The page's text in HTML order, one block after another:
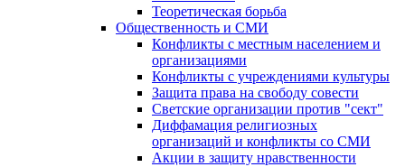
Теоретическая борьба
Общественность и СМИ
Конфликты с местным населением и
организациями
Конфликты с учреждениями культуры
Защита права на свободу совести
Светские организации против "сект"
Диффамация религиозных
организаций и конфликты со СМИ
Акции в защиту нравственности